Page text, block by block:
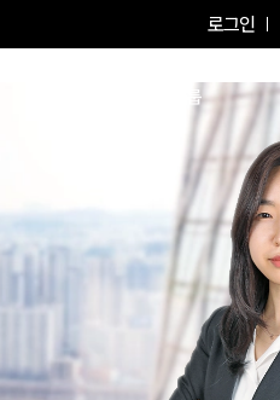
로그인
Senior Associate Attorney